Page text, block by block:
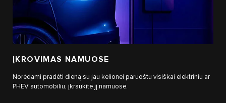
ĮKROVIMAS NAMUOSE
Norėdami pradėti dieną su jau kelionei paruoštu visiškai elektriniu ar
PHEV automobiliu, įkraukite jį namuose.